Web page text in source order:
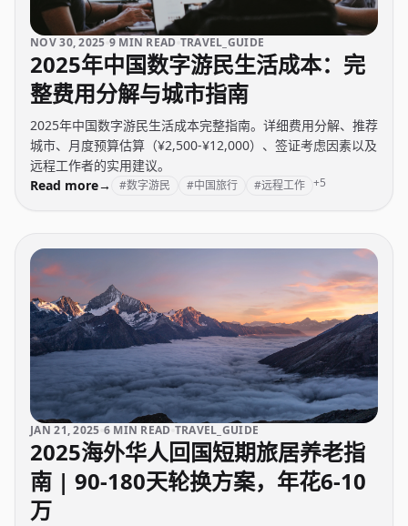
NOV 30, 2025 9 MIN READ TRAVEL_GUIDE
2025年中国数字游民生活成本：完
整费用分解与城市指南
2025年中国数字游民生活成本完整指南。详细费用分解、推荐
城市、月度预算估算（¥2,500-¥12,000）、签证考虑因素以及
远程工作者的实用建议。
Read more→ #数字游民 #中国旅行 #远程工作 +5
JAN 21, 2025 6 MIN READ TRAVEL_GUIDE
2025海外华人回国短期旅居养老指
南 | 90-180天轮换方案，年花6-10
万